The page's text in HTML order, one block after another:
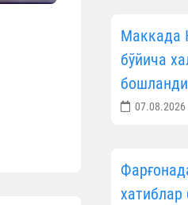
Маккада
бўйича
бошланди
07.08.2026